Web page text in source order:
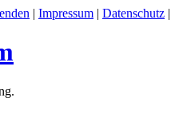
| Impressum | Datenschutz |